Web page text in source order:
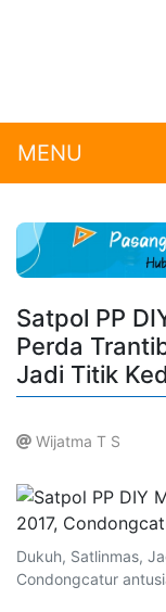
MENU
Satpol PP
Perda
Jadi Titik
Wijatma T S
Dukuh, Satlinmas,
Condongcatur